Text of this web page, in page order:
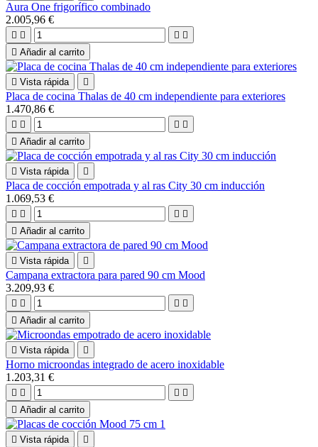
Aura One frigorífico combinado
2.005,96 €
   
 Añadir al carrito
 Vista rápida 
Placa de cocina Thalas de 40 cm independiente para exteriores
1.470,86 €
   
 Añadir al carrito
 Vista rápida 
Placa de cocción empotrada y al ras City 30 cm inducción
1.069,53 €
   
 Añadir al carrito
 Vista rápida 
Campana extractora para pared 90 cm Mood
3.209,93 €
   
 Añadir al carrito
 Vista rápida 
Horno microondas integrado de acero inoxidable
1.203,31 €
   
 Añadir al carrito
 Vista rápida 